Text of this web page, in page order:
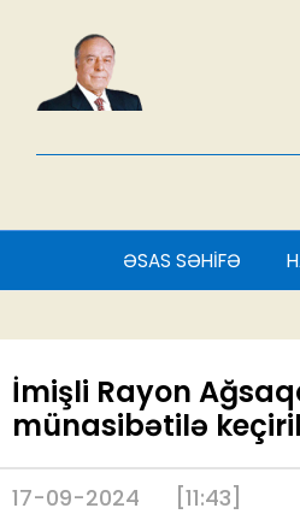
ƏSAS SƏHİFƏ
İmişli Rayon
münasibətilə
17-09-2024 [11:43]